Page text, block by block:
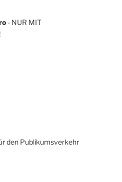
- NUR MIT
den Publikumsverkehr